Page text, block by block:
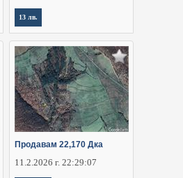
13 лв.
Продавам 22,170 Дка
11.2.2026 г. 22:29:07